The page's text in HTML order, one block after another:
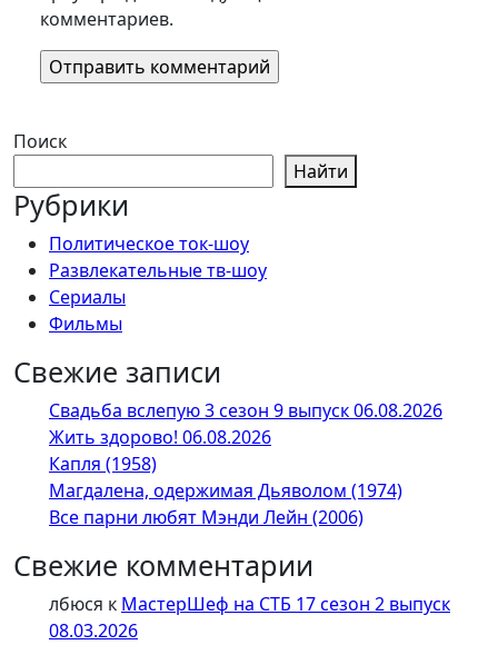
комментариев.
Поиск
Найти
Рубрики
Политическое ток-шоу
Развлекательные тв-шоу
Сериалы
Фильмы
Свежие записи
Свадьба вслепую 3 сезон 9 выпуск 06.08.2026
Жить здорово! 06.08.2026
Капля (1958)
Магдалена, одержимая Дьяволом (1974)
Все парни любят Мэнди Лейн (2006)
Свежие комментарии
лбюся к МастерШеф на СТБ 17 сезон 2 выпуск
08.03.2026